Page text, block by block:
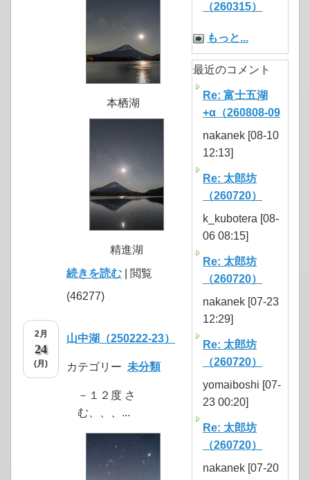
本栖湖
精進湖
続きを読む | 閲覧
(46277)
2月
24
(月)
山中湖（250222-23）
カテゴリー 未分類
－１２度 さ
む、、、...
（260315）
もっと...
最近のコメント
Re: 富士五湖
+α（260808-09
nakanek [08-10
12:13]
Re: 太郎坊
（260720）
k_kubotera [08-
06 08:15]
Re: 太郎坊
（260720）
nakanek [07-23
12:29]
Re: 太郎坊
（260720）
yomaiboshi [07-
23 00:20]
Re: 太郎坊
（260720）
nakanek [07-20